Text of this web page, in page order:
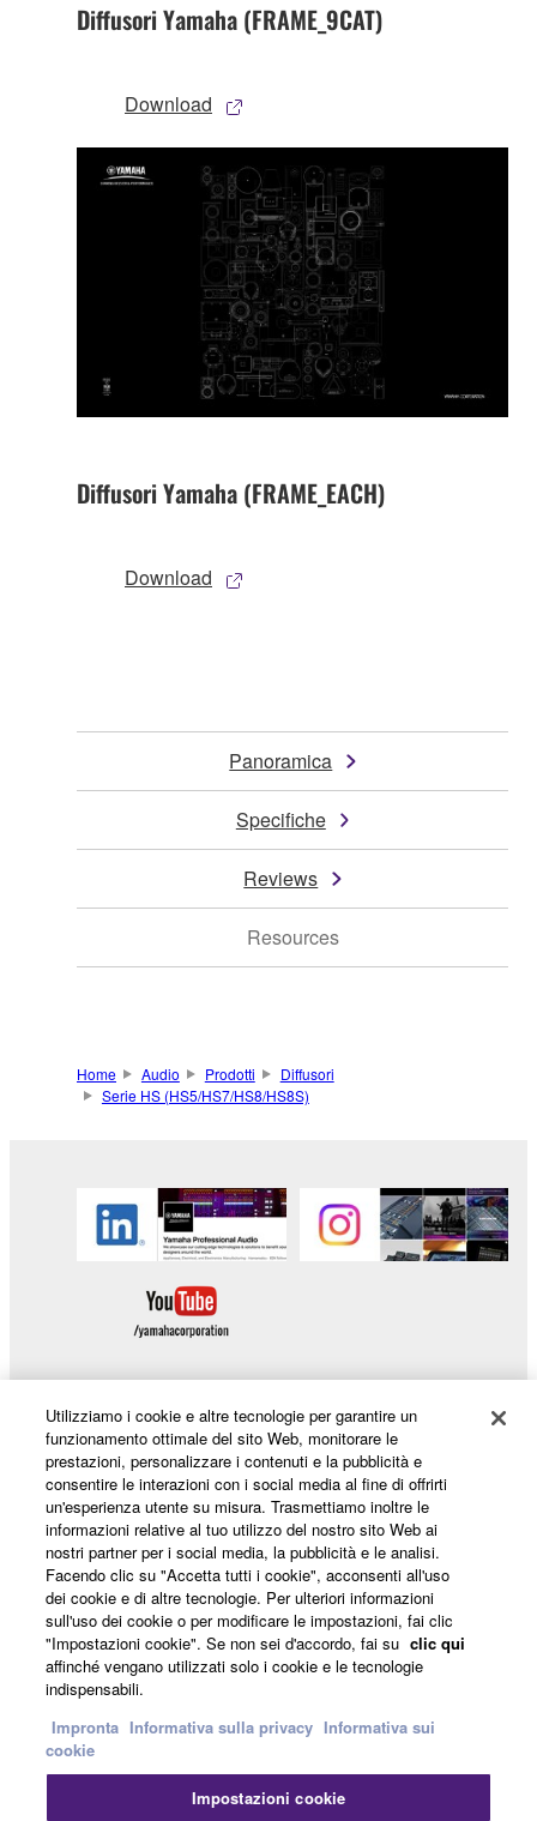
Diffusori Yamaha (FRAME_9CAT)
Download
Diffusori Yamaha (FRAME_EACH)
Download
Panoramica
Specifiche
Reviews
Resources
Home Audio Prodotti
Diffusori
Serie HS (HS5/HS7/HS8/HS8S)
Prodotti e soluzioni
Notizie
Informazioni su Yamaha
Italia - Italian
Consumatore
Utilizziamo i cookie e altre tecnologie per garantire un
funzionamento ottimale del sito Web, monitorare le
prestazioni, personalizzare i contenuti e la pubblicità e
consentire le interazioni con i social media al fine di offrirti
un'esperienza utente su misura. Trasmettiamo inoltre le
informazioni relative al tuo utilizzo del nostro sito Web ai
nostri partner per i social media, la pubblicità e le analisi.
Facendo clic su "Accetta tutti i cookie", acconsenti all'uso
dei cookie e di altre tecnologie. Per ulteriori informazioni
sull'uso dei cookie o per modificare le impostazioni, fai clic
"Impostazioni cookie". Se non sei d'accordo, fai su clic qui
affinché vengano utilizzati solo i cookie e le tecnologie
indispensabili.
Impronta Informativa sulla privacy Informativa sui
cookie
Impostazioni cookie